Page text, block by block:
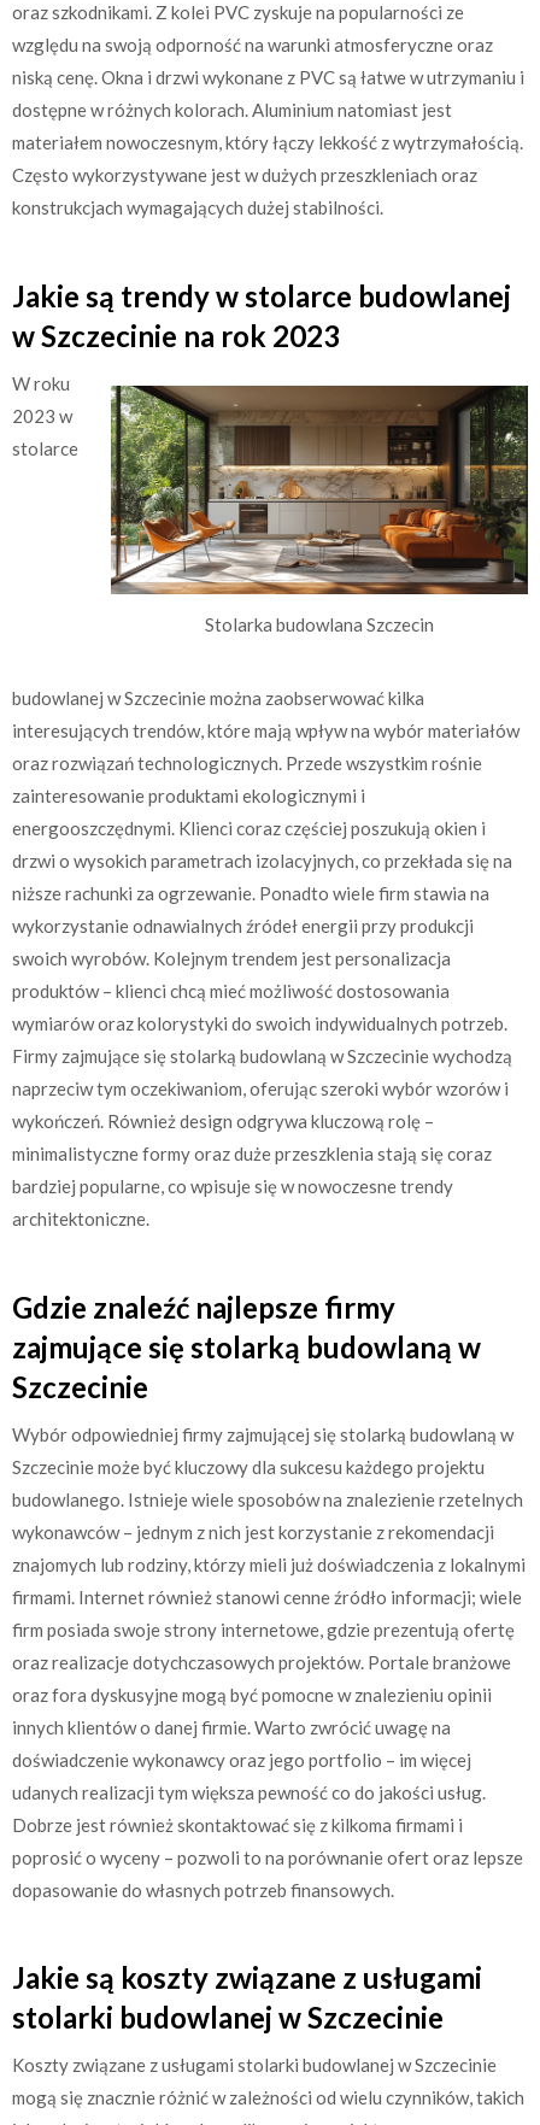
oraz szkodnikami. Z kolei PVC zyskuje na popularności ze
względu na swoją odporność na warunki atmosferyczne oraz
niską cenę. Okna i drzwi wykonane z PVC są łatwe w utrzymaniu i
dostępne w różnych kolorach. Aluminium natomiast jest
materiałem nowoczesnym, który łączy lekkość z wytrzymałością.
Często wykorzystywane jest w dużych przeszkleniach oraz
konstrukcjach wymagających dużej stabilności.
Jakie są trendy w stolarce budowlanej
w Szczecinie na rok 2023
Stolarka budowlana Szczecin
W roku
2023 w
stolarce
budowlanej w Szczecinie można zaobserwować kilka
interesujących trendów, które mają wpływ na wybór materiałów
oraz rozwiązań technologicznych. Przede wszystkim rośnie
zainteresowanie produktami ekologicznymi i
energooszczędnymi. Klienci coraz częściej poszukują okien i
drzwi o wysokich parametrach izolacyjnych, co przekłada się na
niższe rachunki za ogrzewanie. Ponadto wiele firm stawia na
wykorzystanie odnawialnych źródeł energii przy produkcji
swoich wyrobów. Kolejnym trendem jest personalizacja
produktów – klienci chcą mieć możliwość dostosowania
wymiarów oraz kolorystyki do swoich indywidualnych potrzeb.
Firmy zajmujące się stolarką budowlaną w Szczecinie wychodzą
naprzeciw tym oczekiwaniom, oferując szeroki wybór wzorów i
wykończeń. Również design odgrywa kluczową rolę –
minimalistyczne formy oraz duże przeszklenia stają się coraz
bardziej popularne, co wpisuje się w nowoczesne trendy
architektoniczne.
Gdzie znaleźć najlepsze firmy
zajmujące się stolarką budowlaną w
Szczecinie
Wybór odpowiedniej firmy zajmującej się stolarką budowlaną w
Szczecinie może być kluczowy dla sukcesu każdego projektu
budowlanego. Istnieje wiele sposobów na znalezienie rzetelnych
wykonawców – jednym z nich jest korzystanie z rekomendacji
znajomych lub rodziny, którzy mieli już doświadczenia z lokalnymi
firmami. Internet również stanowi cenne źródło informacji; wiele
firm posiada swoje strony internetowe, gdzie prezentują ofertę
oraz realizacje dotychczasowych projektów. Portale branżowe
oraz fora dyskusyjne mogą być pomocne w znalezieniu opinii
innych klientów o danej firmie. Warto zwrócić uwagę na
doświadczenie wykonawcy oraz jego portfolio – im więcej
udanych realizacji tym większa pewność co do jakości usług.
Dobrze jest również skontaktować się z kilkoma firmami i
poprosić o wyceny – pozwoli to na porównanie ofert oraz lepsze
dopasowanie do własnych potrzeb finansowych.
Jakie są koszty związane z usługami
stolarki budowlanej w Szczecinie
Koszty związane z usługami stolarki budowlanej w Szczecinie
mogą się znacznie różnić w zależności od wielu czynników, takich